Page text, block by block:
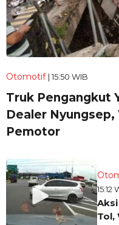
Otomotif | 15:50 WIB
Truk Pengangkut
Dealer
Pemotor
15:12
Tol,